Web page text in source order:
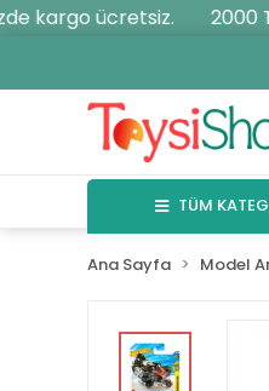
kargo ücretsiz. 2000
TÜM
Ana Sayfa Model